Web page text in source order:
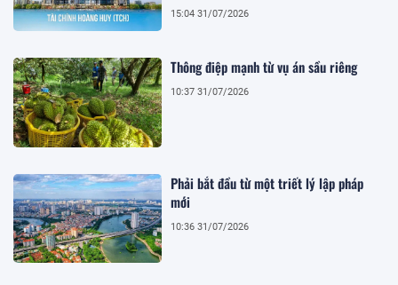
15:04 31/07/2026
Thông điệp mạnh từ vụ án sầu riêng
10:37 31/07/2026
Phải bắt đầu từ một triết lý lập pháp
mới
10:36 31/07/2026